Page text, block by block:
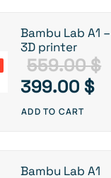
Bambu Lab A1 –
3D printer
559.00$
O
r
i
399.00$C
e
ADD TO CART
Bambu Lab A1